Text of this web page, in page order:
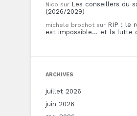
Nico sur Les conseillers du
(2026/2029)
michele brochot sur RIP : le
est impossible… et la lutte
ARCHIVES
juillet 2026
juin 2026